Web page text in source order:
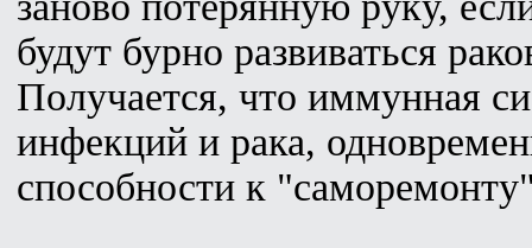
будут бурно развиваться
Получается, что иммунная
инфекций и рака,
способности к